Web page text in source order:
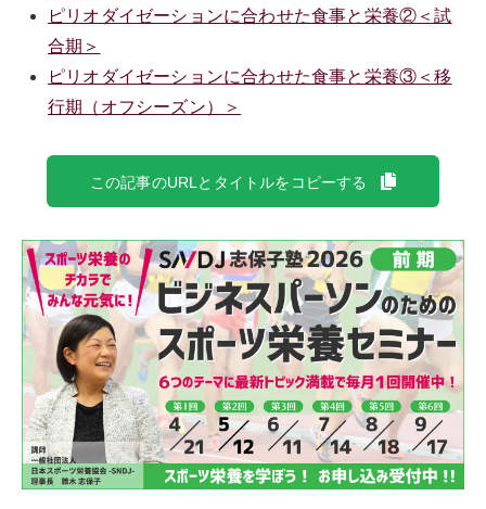
ピリオダイゼーションに合わせた食事と栄養②＜試
合期＞
ピリオダイゼーションに合わせた食事と栄養③＜移
行期（オフシーズン）＞
この記事のURLとタイトルをコピーする